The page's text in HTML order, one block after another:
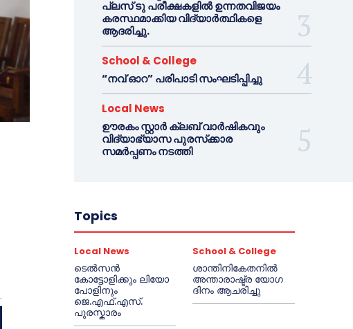
പ്ലസ് ടു പരീക്ഷകളിൽ ഉന്നതവിജയം
കരസ്ഥമാക്കിയ വിദ്യാർത്ഥികളെ
ആദരിച്ചു.
School & College
“നവ് ഓറ” പരിപാടി സംഘടിപ്പിച്ചു
Local News
ഊരകം സ്റ്റാർ ക്ലബ് വാർഷികവും
വിദ്യാഭ്യാസ പുരസ്‌ക്കാര
സമർപ്പണം നടത്തി
Topics
Local News
ടെൽസൻ
കോട്ടോളിക്കും ലിയോ
പോളിനും
ജെ.എഫ്.എസ്.
പുരസ്കാരം
School & College
ശാന്തിനികേതനിൽ
അന്താരാഷ്ട്ര യോഗ
ദിനം ആചരിച്ചു